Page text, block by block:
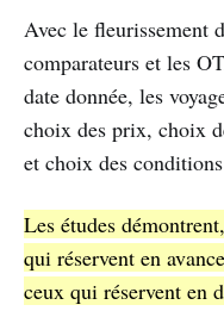
Avec le fleurissement
comparateurs et les
date donnée, les
choix des prix, choix
et choix des
Les études
qui réservent en
ceux qui réservent en